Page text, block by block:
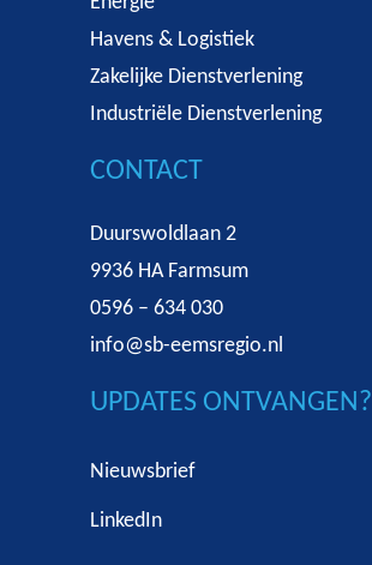
Havens & Logistiek
Zakelijke Dienstverlening
Industriële Dienstverlening
CONTACT
Duurswoldlaan 2
9936 HA Farmsum
0596 – 634 030
info@sb-eemsregio.nl
UPDATES ONTVANGEN?
Nieuwsbrief
LinkedIn